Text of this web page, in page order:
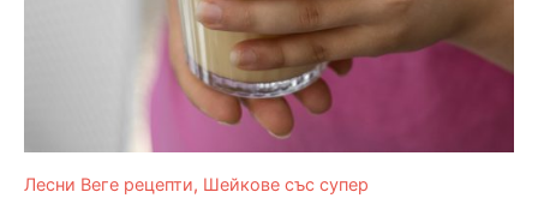
Лесни Веге рецепти, Шейкове със супер